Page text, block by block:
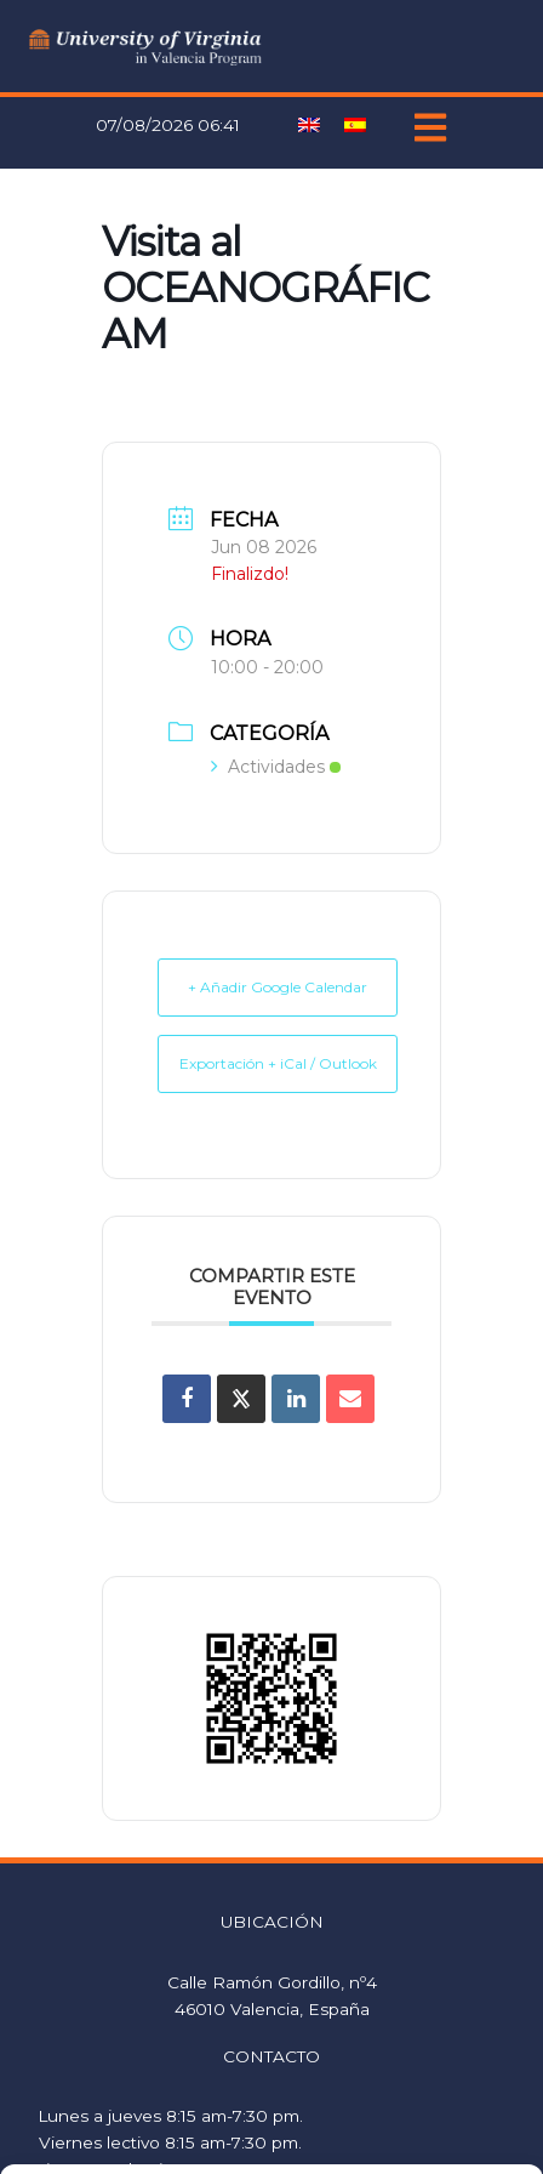
07/08/2026 06:41
Visita al
OCEANOGRÁFIC
AM
FECHA
Jun 08 2026
Finalizdo!
HORA
10:00 - 20:00
CATEGORÍA
Actividades
+ Añadir Google Calendar
Exportación + iCal / Outlook
COMPARTIR ESTE
EVENTO
UBICACIÓN
Calle Ramón Gordillo, nº4
46010 Valencia, España
CONTACTO
Lunes a jueves 8:15 am-7:30 pm.
Viernes lectivo 8:15 am-7:30 pm.
Viernes no lectivo 9 am-2:00 pm.